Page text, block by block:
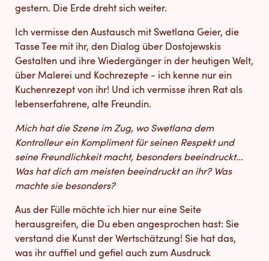
gestern. Die Erde dreht sich weiter.
Ich vermisse den Austausch mit Swetlana Geier, die
Tasse Tee mit ihr, den Dialog über Dostojewskis
Gestalten und ihre Wiedergänger in der heutigen Welt,
über Malerei und Kochrezepte - ich kenne nur ein
Kuchenrezept von ihr! Und ich vermisse ihren Rat als
lebenserfahrene, alte Freundin.
Mich hat die Szene im Zug, wo Swetlana dem
Kontrolleur ein Kompliment für seinen Respekt und
seine Freundlichkeit macht, besonders beeindruckt...
Was hat dich am meisten beeindruckt an ihr? Was
machte sie besonders?
Aus der Fülle möchte ich hier nur eine Seite
herausgreifen, die Du eben angesprochen hast: Sie
verstand die Kunst der Wertschätzung! Sie hat das,
was ihr auffiel und gefiel auch zum Ausdruck